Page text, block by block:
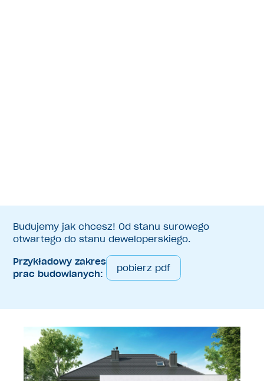
Budujemy jak chcesz! Od stanu surowego
otwartego do stanu deweloperskiego.
Przykładowy zakres
prac budowlanych:
pobierz pdf